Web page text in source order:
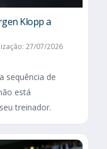
Klopp a
27/07/2026
sequência de
está
treinador.